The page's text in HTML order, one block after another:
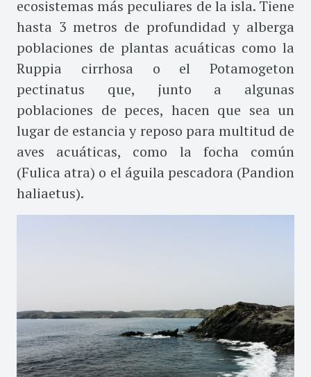
ecosistemas más peculiares de la isla. Tiene
hasta 3 metros de profundidad y alberga
poblaciones de plantas acuáticas como la
Ruppia cirrhosa o el Potamogeton
pectinatus que, junto a algunas
poblaciones de peces, hacen que sea un
lugar de estancia y reposo para multitud de
aves acuáticas, como la focha común
(Fulica atra) o el águila pescadora (Pandion
haliaetus).